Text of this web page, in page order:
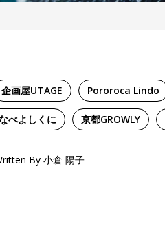
企画屋UTAGE Pororoca Lindo
べよしくに 京都GROWLY
By 小倉 陽子